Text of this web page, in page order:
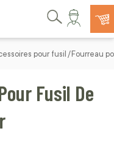
Rechercher
pour fusil Fourreau
Fusil De